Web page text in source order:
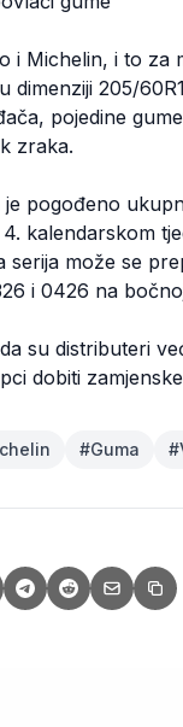
i Michelin, i to za
dimenziji 205/
pojedine
zraka.
je pogođeno
kalendarskom
serija može se
i 0426 na
su distributeri
dobiti
#Guma #